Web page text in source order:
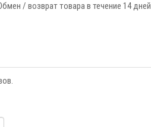
/ возврат товара в течение 14 дней